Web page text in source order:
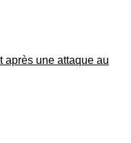
après une attaque au